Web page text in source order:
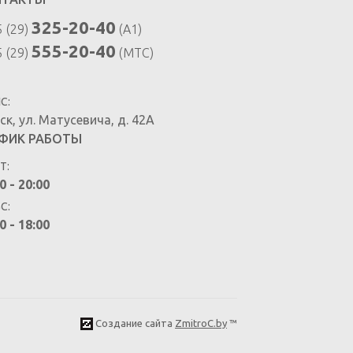
(29) 325-20-40 (A1)
(29) 555-20-40 (MTC)
, ул. Матусевича, д. 42А
РАБОТЫ
- 20:00
- 18:00
Создание сайта ZmitroC.by ™